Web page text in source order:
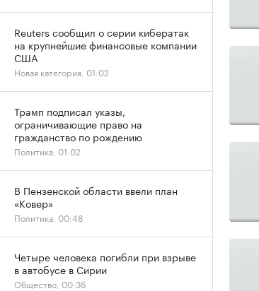
Reuters сообщил о серии кибератак
на крупнейшие финансовые компании
США
Новая категория, 01:02
Трамп подписал указы,
ограничивающие право на
гражданство по рождению
Политика, 01:02
В Пензенской области ввели план
«Ковер»
Политика, 00:48
Четыре человека погибли при взрыве
в автобусе в Сирии
Общество, 00:36